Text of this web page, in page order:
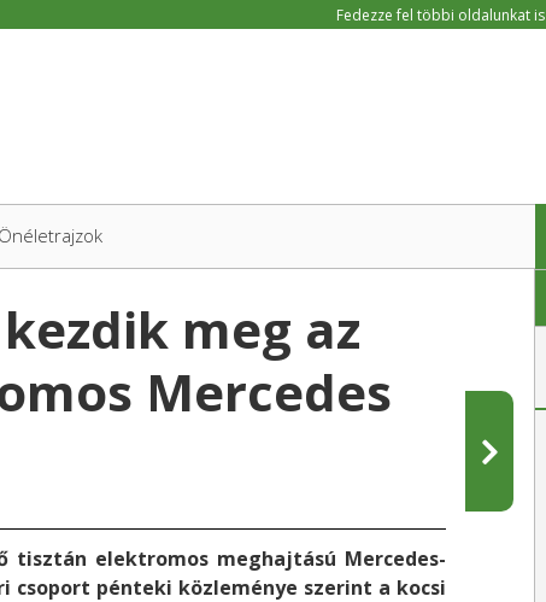
Fedezze fel többi oldalunkat is
Önéletrajzok
meg az
Mercedes
tisztán elektromos meghajtású Mercedes-
csoport pénteki közleménye szerint a kocsi